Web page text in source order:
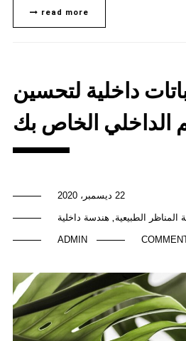
read more
8 نباتات داخلية لتحسين
الداخلي الخاص بك
22 ديسمبر، 2020
المناظر الطبيعية هندسة داخلية
ADMIN